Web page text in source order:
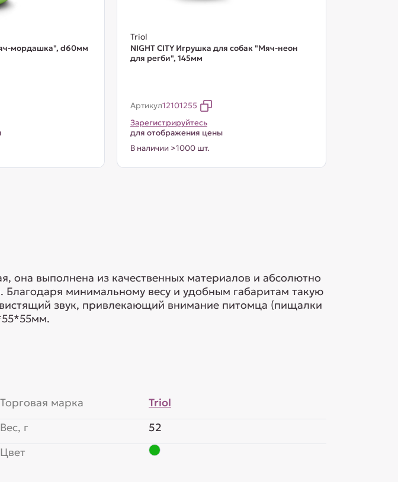
мордашка", d60мм
Triol
NIGHT CITY Игрушка для собак "Мяч-неон
для регби", 145мм
Артикул12101255
Зарегистрируйтесь
для отображения цены
В наличии >1000 шт.
она выполнена из качественных материалов и абсолютно
Благодаря минимальному весу и удобным габаритам такую
звук, привлекающий внимание питомца (пищалки
Торговая марка
Triol
Вес, г
52
Цвет